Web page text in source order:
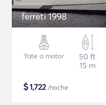
ferreti 1998
Yate a motor
50 ft
15 m
$1,722/noche